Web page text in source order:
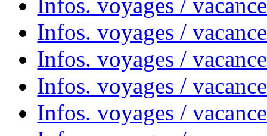
Infos. voyages /
Infos. voyages /
Infos. voyages /
Infos. voyages /